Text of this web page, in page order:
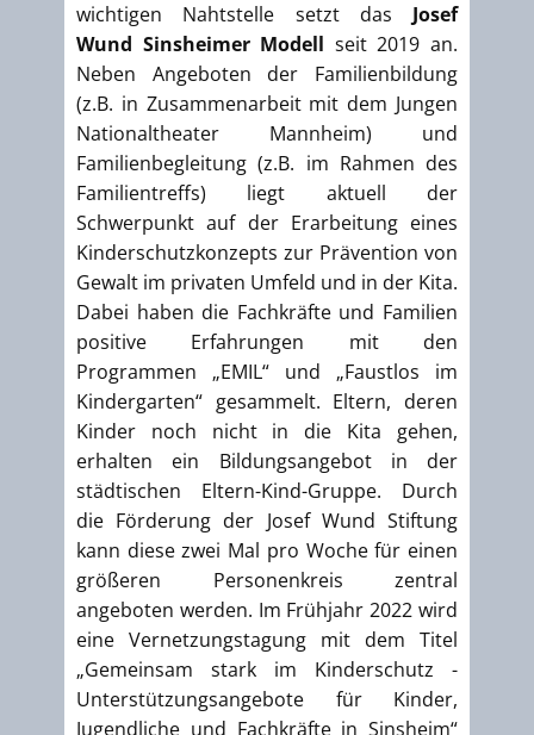
wichtigen Nahtstelle setzt das Josef
Wund Sinsheimer Modell seit 2019 an.
Neben Angeboten der Familienbildung
(z.B. in Zusammenarbeit mit dem Jungen
Nationaltheater Mannheim) und
Familienbegleitung (z.B. im Rahmen des
Familientreffs) liegt aktuell der
Schwerpunkt auf der Erarbeitung eines
Kinderschutzkonzepts zur Prävention von
Gewalt im privaten Umfeld und in der Kita.
Dabei haben die Fachkräfte und Familien
positive Erfahrungen mit den
Programmen „EMIL“ und „Faustlos im
Kindergarten“ gesammelt. Eltern, deren
Kinder noch nicht in die Kita gehen,
erhalten ein Bildungsangebot in der
städtischen Eltern-Kind-Gruppe. Durch
die Förderung der Josef Wund Stiftung
kann diese zwei Mal pro Woche für einen
größeren Personenkreis zentral
angeboten werden. Im Frühjahr 2022 wird
eine Vernetzungstagung mit dem Titel
„Gemeinsam stark im Kinderschutz -
Unterstützungsangebote für Kinder,
Jugendliche und Fachkräfte in Sinsheim“